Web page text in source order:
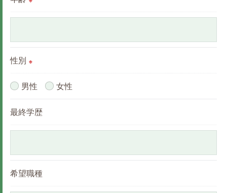
当社では、お客様の個人情報の開示･訂正･削除・利
用停止の手続を定めさせて頂いております。
個人情報の開示･訂正･削除・利用停止の具体的手続
きにつきましては、お電話でお問合せ下さい。
性別 ※
男性 女性
最終学歴
希望職種